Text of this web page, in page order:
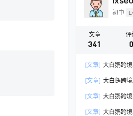
初中
文章
341
评
0
[文章] 大白鹅跨
[文章] 大白鹅跨
[文章] 大白鹅跨
[文章] 大白鹅跨